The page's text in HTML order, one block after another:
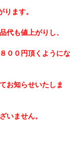
ります。
代も値上がりし、
００円頂くようにな
お知らせいたしま
いません。